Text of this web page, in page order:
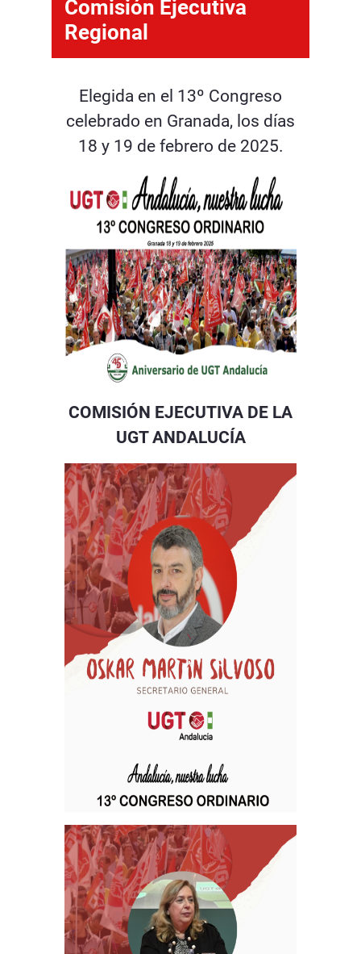
Comisión Ejecutiva
Regional
Elegida en el 13º Congreso
celebrado en Granada, los días
18 y 19 de febrero de 2025.
COMISIÓN EJECUTIVA DE LA
UGT ANDALUCÍA